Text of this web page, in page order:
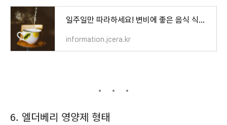
일주일만 따라하세요! 변비에 좋은 음식 식단표 7일 완성 - 네이글 정보세상
information.jcera.kr
6. 엘더베리 영양제 형태